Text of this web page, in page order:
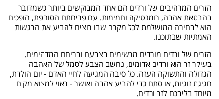
הזרים המרהיבים של ורדים הם אחד המבוקשים ביותר כשמדובר
בהבטאת אהבה, רומנטיקה וחמימות. עם פריחתם הסוחפת, הופכים
הוא לבחירה המושלמת לכל מקרה שבו רוצים להביע את הרגשות
האמתיות שבתוכנו.
הזרים של ורדים מורדים מרשימים בצבעם ובריחם המדהימים.
בעיקר זר הוא ורדים אדומים, נחשב הצבע לסמל של האהבה
הגדולה והתשוקה העזה. כל סיבה המגיעה לחיי האדם - יום הולדת,
חגיגת זוגיות, או סתם כדי להביע אהבה ואושר - ראוי למצוא מקום
מיוחד בליבכם לזר ורדים.